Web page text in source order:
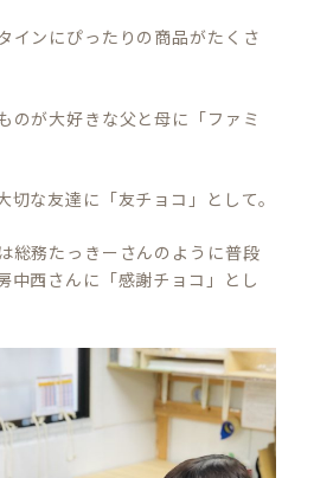
インにぴったりの商品がたくさ
のが大好きな父と母に「ファミ
切な友達に「友チョコ」として。
総務たっきーさんのように普段
中西さんに「感謝チョコ」とし